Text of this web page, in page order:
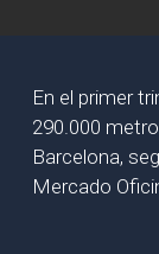
En el primer
290.000
Barcelona,
Mercado